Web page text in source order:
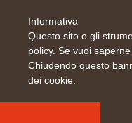
Informativa
Questo sito o gli
policy. Se vuoi
Chiudendo questo
dei cookie.